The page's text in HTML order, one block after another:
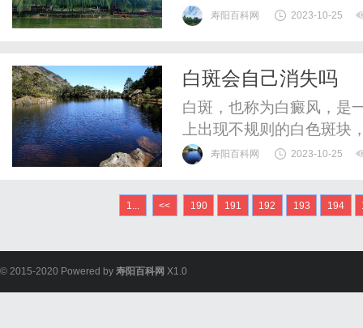
家医院是值得信赖的呢？
显著的成果。患者可以放
寿阳百科网 2023-10-25
白斑会自己消失吗
白斑，也称为白癜风，是
上出现不规则的白色斑
白斑会自己消失吗？下面
的具体病因尚不清楚，但
免疫等都可能与白斑的发
寿阳百科网 2023-10-25
1... << 190 191 192 193 194
© 2015-2020 Powered by 寿阳百科网 X1.0